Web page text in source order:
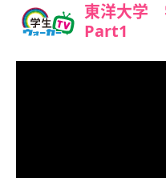
東洋大学
Part1